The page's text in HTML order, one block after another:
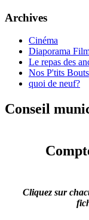
Archives
Cinéma
Diaporama
Le repas des
Nos P'tits Bouts
quoi de neuf?
Conseil
Cliquez sur